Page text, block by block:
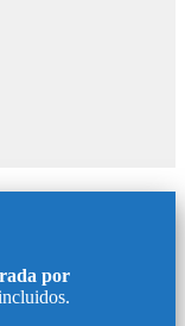
por